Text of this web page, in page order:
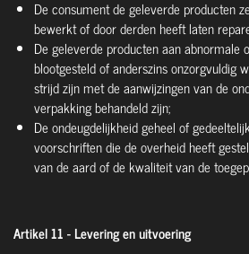
De consument de geleverde producten
bewerkt of door derden heeft laten
De geleverde producten aan abnormale
blootgesteld of anderszins onzorgvuldig
strijd zijn met de aanwijzingen van de
verpakking behandeld zijn;
De ondeugdelijkheid geheel of
voorschriften die de overheid heeft
van de aard of de kwaliteit van de
Artikel 11 - Levering en uitvoering